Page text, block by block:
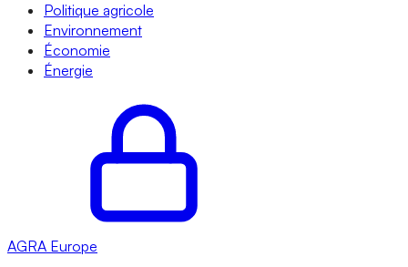
Politique agricole
Environnement
Économie
Énergie
AGRA Europe